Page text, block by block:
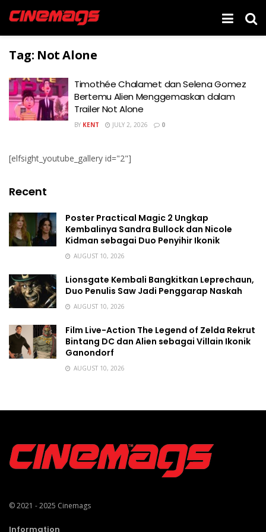
Tag: Not Alone
Timothée Chalamet dan Selena Gomez
Bertemu Alien Menggemaskan dalam
Trailer Not Alone
BY KENT JULY 2, 2026 0
[elfsight_youtube_gallery id="2"]
Recent
Poster Practical Magic 2 Ungkap
Kembalinya Sandra Bullock dan Nicole
Kidman sebagai Duo Penyihir Ikonik
AUGUST 10, 2026
Lionsgate Kembali Bangkitkan Leprechaun,
Duo Penulis Saw Jadi Penggarap Naskah
AUGUST 10, 2026
Film Live-Action The Legend of Zelda Rekrut
Bintang DC dan Alien sebagai Villain Ikonik
Ganondorf
AUGUST 10, 2026
© 2021 - 2025 Cinemags
Information